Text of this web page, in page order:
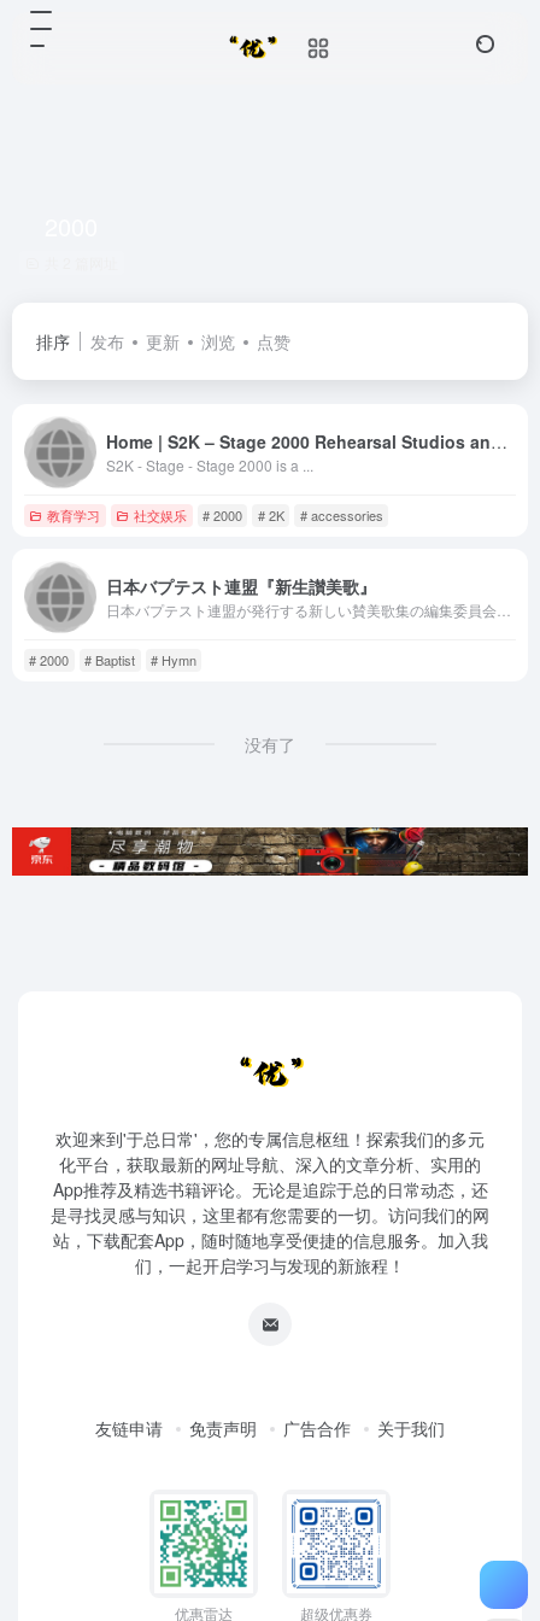
排序 发布 更新 浏览 点赞
Home | S2K – Stage 2000 Rehearsal Studios and Music Tuition – Dundee
S2K - Stage - Stage 2000 is a ...
教育学习 社交娱乐 # 2000 # 2K # accessories
日本バプテスト連盟『新生讃美歌』
# 2000 # Baptist # Hymn
没有了
欢迎来到'于总日常'，您的专属信息枢纽！探索我们的多元
化平台，获取最新的网址导航、深入的文章分析、实用的
App推荐及精选书籍评论。无论是追踪于总的日常动态，还
是寻找灵感与知识，这里都有您需要的一切。访问我们的网
站，下载配套App，随时随地享受便捷的信息服务。加入我
们，一起开启学习与发现的新旅程！
友链申请 免责声明 广告合作 关于我们
优惠雷达 超级优惠券